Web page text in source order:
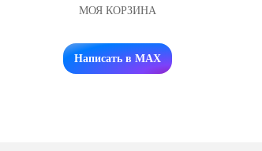
МОЯ КОРЗИНА
Заказать звонок
Написать в MAX